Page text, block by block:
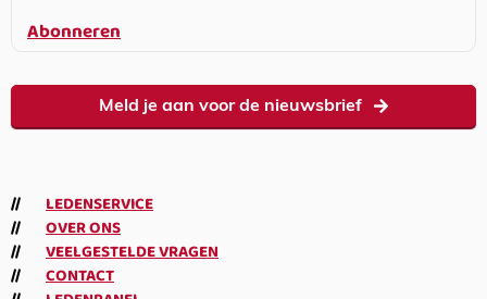
Abonneren
Meld je aan voor de nieuwsbrief
LEDENSERVICE
OVER ONS
VEELGESTELDE VRAGEN
CONTACT